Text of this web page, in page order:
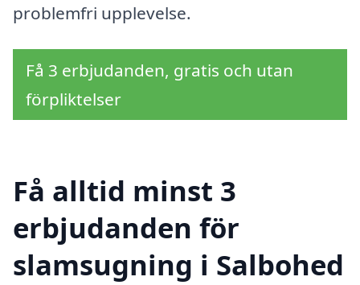
problemfri upplevelse.
Få 3 erbjudanden, gratis och utan
förpliktelser
Få alltid minst 3
erbjudanden för
slamsugning i Salbohed